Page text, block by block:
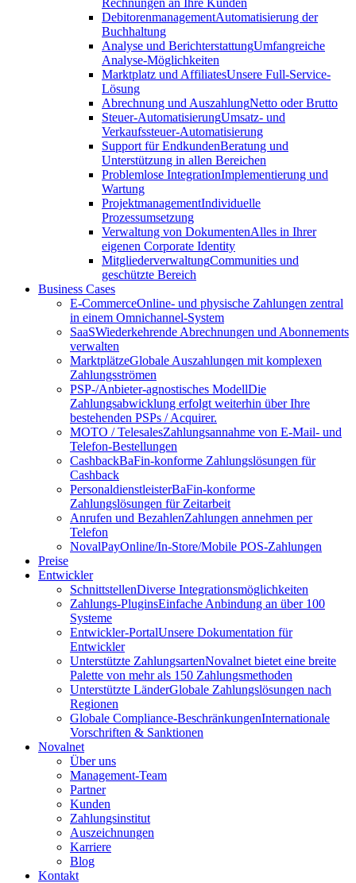
Rechnungen an Ihre Kunden
DebitorenmanagementAutomatisierung der
Buchhaltung
Analyse und BerichterstattungUmfangreiche
Analyse-Möglichkeiten
Marktplatz und AffiliatesUnsere Full-Service-
Lösung
Abrechnung und AuszahlungNetto oder Brutto
Steuer-AutomatisierungUmsatz- und
Verkaufssteuer-Automatisierung
Support für EndkundenBeratung und
Unterstützung in allen Bereichen
Problemlose IntegrationImplementierung und
Wartung
ProjektmanagementIndividuelle
Prozessumsetzung
Verwaltung von DokumentenAlles in Ihrer
eigenen Corporate Identity
MitgliederverwaltungCommunities und
geschützte Bereich
Business Cases
E-CommerceOnline- und physische Zahlungen zentral
in einem Omnichannel-System
SaaSWiederkehrende Abrechnungen und Abonnements
verwalten
MarktplätzeGlobale Auszahlungen mit komplexen
Zahlungsströmen
PSP-/Anbieter‑agnostisches ModellDie
Zahlungsabwicklung erfolgt weiterhin über Ihre
bestehenden PSPs / Acquirer.
MOTO / TelesalesZahlungsannahme von E-Mail- und
Telefon-Bestellungen
CashbackBaFin-konforme Zahlungslösungen für
Cashback
PersonaldienstleisterBaFin-konforme
Zahlungslösungen für Zeitarbeit
Anrufen und BezahlenZahlungen annehmen per
Telefon
NovalPayOnline/In-Store/Mobile POS-Zahlungen
Preise
Entwickler
SchnittstellenDiverse Integrationsmöglichkeiten
Zahlungs-PluginsEinfache Anbindung an über 100
Systeme
Entwickler-PortalUnsere Dokumentation für
Entwickler
Unterstützte ZahlungsartenNovalnet bietet eine breite
Palette von mehr als 150 Zahlungsmethoden
Unterstützte LänderGlobale Zahlungslösungen nach
Regionen
Globale Compliance-BeschränkungenInternationale
Vorschriften & Sanktionen
Novalnet
Über uns
Management-Team
Partner
Kunden
Zahlungsinstitut
Auszeichnungen
Karriere
Blog
Kontakt